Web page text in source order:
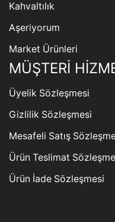
Kahvaltılık
Aşeriyorum
Market Ürünleri
MÜŞTERİ
Üyelik Sözleşmesi
Gizlilik Sözleşmesi
Mesafeli Satış
Ürün Teslimat
Ürün İade Sözleşmesi